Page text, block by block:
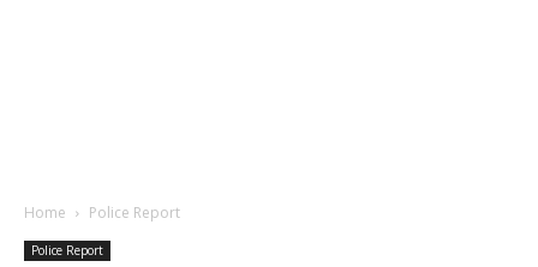
Home Police Report
Police Report